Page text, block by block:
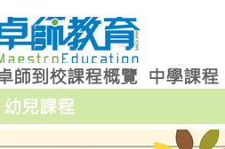
師到校課程概覽 中學課程
幼兒課程